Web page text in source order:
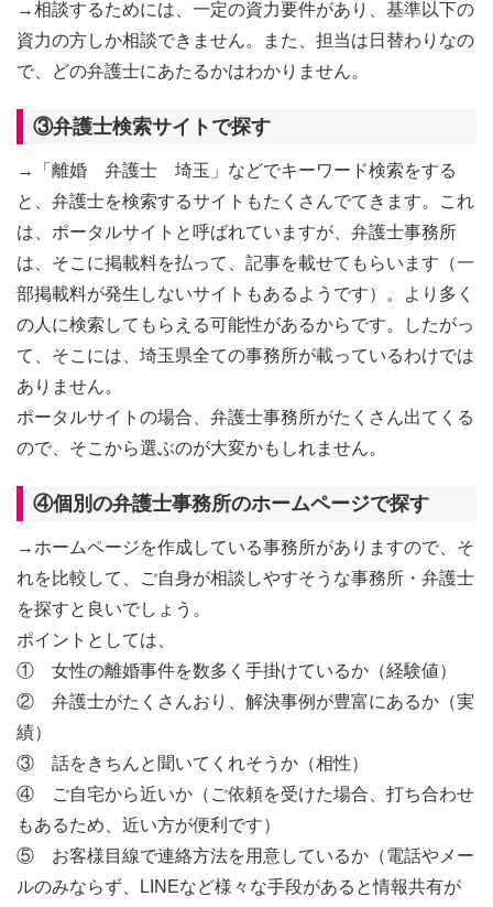
→相談するためには、一定の資力要件があり、基準以下の
資力の方しか相談できません。また、担当は日替わりなの
で、どの弁護士にあたるかはわかりません。
③弁護士検索サイトで探す
→「離婚 弁護士 埼玉」などでキーワード検索をする
と、弁護士を検索するサイトもたくさんでてきます。これ
は、ポータルサイトと呼ばれていますが、弁護士事務所
は、そこに掲載料を払って、記事を載せてもらいます（一
部掲載料が発生しないサイトもあるようです）。より多く
の人に検索してもらえる可能性があるからです。したがっ
て、そこには、埼玉県全ての事務所が載っているわけでは
ありません。
ポータルサイトの場合、弁護士事務所がたくさん出てくる
ので、そこから選ぶのが大変かもしれません。
④個別の弁護士事務所のホームページで探す
→ホームページを作成している事務所がありますので、そ
れを比較して、ご自身が相談しやすそうな事務所・弁護士
を探すと良いでしょう。
ポイントとしては、
① 女性の離婚事件を数多く手掛けているか（経験値）
② 弁護士がたくさんおり、解決事例が豊富にあるか（実
績）
③ 話をきちんと聞いてくれそうか（相性）
④ ご自宅から近いか（ご依頼を受けた場合、打ち合わせ
もあるため、近い方が便利です）
⑤ お客様目線で連絡方法を用意しているか（電話やメー
ルのみならず、LINEなど様々な手段があると情報共有が